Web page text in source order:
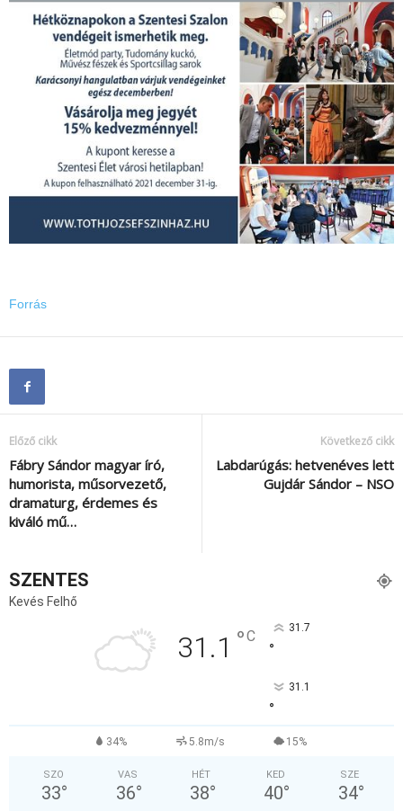
Forrás
Előző cikk
Fábry Sándor magyar író,
humorista, műsorvezető,
dramaturg, érdemes és
kiváló mű…
Következő cikk
Labdarúgás: hetvenéves lett
Gujdár Sándor – NSO
SZENTES
Kevés Felhő
31.1 °C 31.7
°
31.1
°
34% 5.8m/s 15%
SZO
33°
VAS
36°
HÉT
38°
KED
40°
SZE
34°